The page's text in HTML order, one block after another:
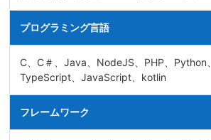
プログラミング言語
C、C＃、Java、NodeJS、PHP、Python
TypeScript、JavaScript、kotlin
フレームワーク